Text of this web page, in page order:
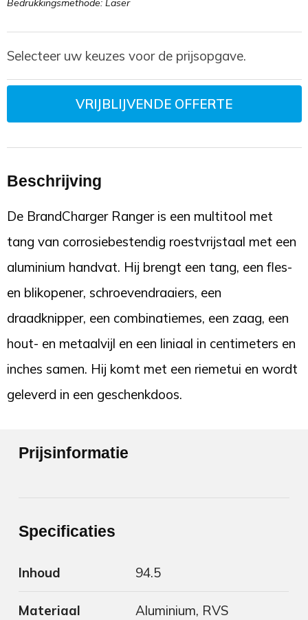
Selecteer uw keuzes voor de prijsopgave.
VRIJBLIJVENDE OFFERTE
Beschrijving
De BrandCharger Ranger is een multitool met
tang van corrosiebestendig roestvrijstaal met een
aluminium handvat. Hij brengt een tang, een fles-
en blikopener, schroevendraaiers, een
draadknipper, een combinatiemes, een zaag, een
hout- en metaalvijl en een liniaal in centimeters en
inches samen. Hij komt met een riemetui en wordt
geleverd in een geschenkdoos.
Prijsinformatie
Specificaties
Inhoud 94.5
Materiaal Aluminium, RVS